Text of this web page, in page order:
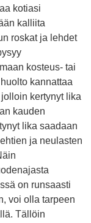
kotiasi
kalliita
roskat ja lehdet
kosteus- tai
kannattaa
kertynyt lika
kauden
lika saadaan
ja neulasten
on runsaasti
voi olla tarpeen
Tällöin